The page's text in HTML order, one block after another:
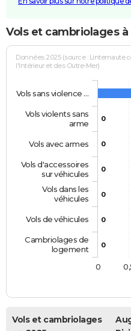
Vols et cambriolages
Données 2025 (source :
l'Intérieur et des Outre-Mer)
0
0
0
0
0
0
Vols sans violence …
Vols violents sans
arme
Vols avec armes
Vols d'accessoires
sur véhicules
Vols dans les
véhicules
Vols de véhicules
Cambriolages de
logement
0
Vols et cambriolages